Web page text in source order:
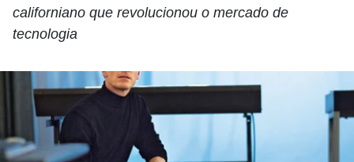
californiano que revolucionou o mercado de
tecnologia